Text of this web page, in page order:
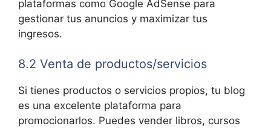
plataformas como Google AdSense para
gestionar tus anuncios y maximizar tus
ingresos.
8.2 Venta de productos/servicios
Si tienes productos o servicios propios, tu blog
es una excelente plataforma para
promocionarlos. Puedes vender libros, cursos